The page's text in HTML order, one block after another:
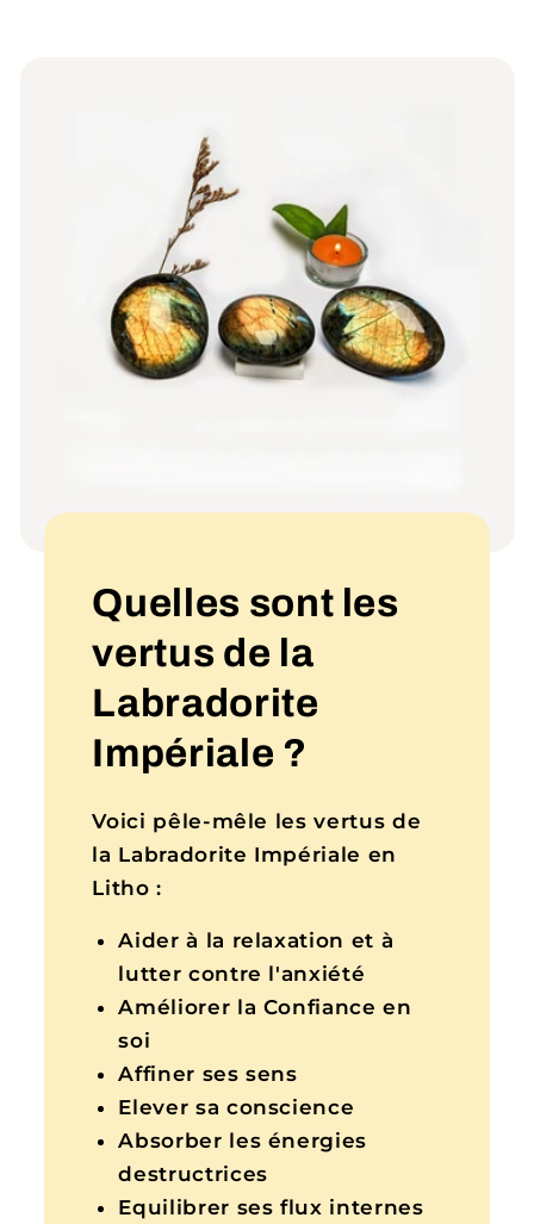
Quelles sont les
vertus de la
Labradorite
Impériale ?
Voici pêle-mêle les vertus de
la Labradorite Impériale en
Litho :
Aider à la relaxation et à
lutter contre l'anxiété
Améliorer la Confiance en
soi
Affiner ses sens
Elever sa conscience
Absorber les énergies
destructrices
Equilibrer ses flux internes